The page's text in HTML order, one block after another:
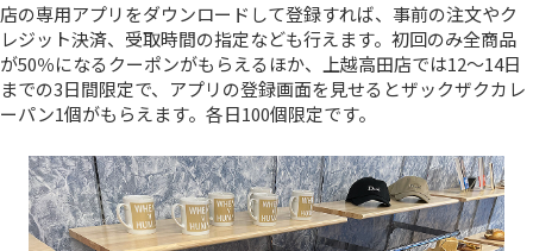
店の専用アプリをダウンロードして登録すれば、事前の注文やク
レジット決済、受取時間の指定なども行えます。初回のみ全商品
が50％になるクーポンがもらえるほか、上越高田店では12～14日
までの3日間限定で、アプリの登録画面を見せるとザックザクカレ
ーパン1個がもらえます。各日100個限定です。